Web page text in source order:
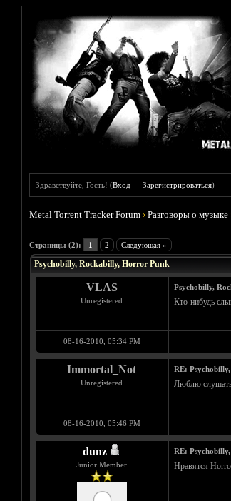
Здравствуйте, Гость! (Вход —Зарегистрироваться)
Metal Torrent Tracker Forum ›Разговоры о музыке
Страницы (2): 1 2 Следующая »Голосов: 2 - Средняя
1
2
3
4
5
Psychobilly, Rockabilly, Horror Punk
VLAS
Unregistered
Psychobilly,
Кто-нибудь
08-16-2010, 05:34 PM
Immortal_Not
Unregistered
RE:
Люблю
08-16-2010, 05:46 PM
dunz
Junior Member
RE:
Нравятся